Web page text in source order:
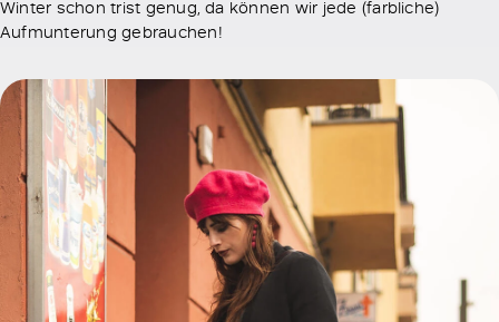
Winter schon trist genug, da können wir jede (farbliche)
Aufmunterung gebrauchen!